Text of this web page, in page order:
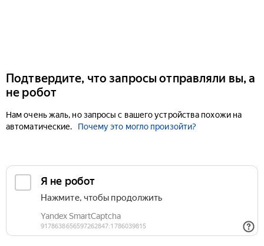
Подтвердите, что запросы отправляли вы, а
не робот
Нам очень жаль, но запросы с вашего устройства похожи на
автоматические.
Почему это могло произойти?